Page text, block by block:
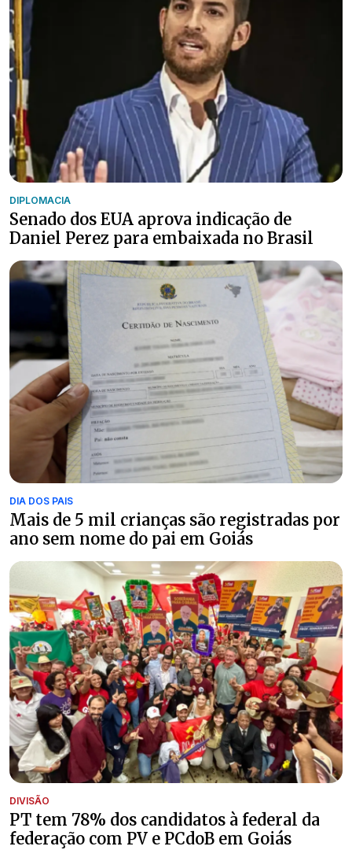
DIPLOMACIA
Senado dos EUA aprova indicação de
Daniel Perez para embaixada no Brasil
DIA DOS PAIS
Mais de 5 mil crianças são registradas por
ano sem nome do pai em Goiás
DIVISÃO
PT tem 78% dos candidatos à federal da
federação com PV e PCdoB em Goiás